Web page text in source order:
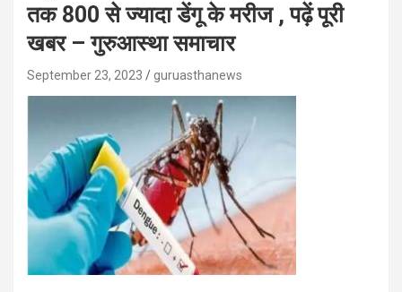
तक 800 से ज्यादा डेंगू के मरीज , पढ़ें पूरी
खबर – गुरुआस्था समाचार
September 23, 2023 guruasthanews